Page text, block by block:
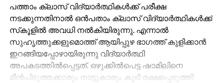
പത്താം ക്ലാസ് വിദ്യാര്‍ത്ഥികള്‍ക്ക് പരീക്ഷ
നടക്കുന്നതിനാല്‍ ഒന്‍പതാം ക്ലാസ് വിദ്യാര്‍ത്ഥികള്‍ക്ക്
സ്‌കൂളില്‍ അവധി നല്‍കിയിരുന്നു. എന്നാല്‍
സുഹൃത്തുക്കളുമൊത്ത് ആയിപ്പുഴ ഭാഗത്ത് കുളിക്കാന്‍
ഇറങ്ങിയപ്പോഴായിരുന്നു വിദ്യാര്‍ത്ഥി
അപകടത്തില്‍പ്പെട്ടത്. ഒഴുക്കില്‍പെട്ട ഷാമിലിനെ
മീന്‍പിടുത്തക്കാരും നാട്ടുകാരും കൂടി രക്ഷപ്പെടുത്തി